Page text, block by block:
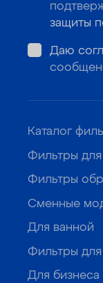
защиты
Даю
Каталог
Фильтры
Фильтры
Сменные
Для ванной
Фильтры для
Для бизнеса